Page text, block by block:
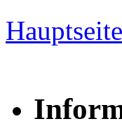
Hauptseite